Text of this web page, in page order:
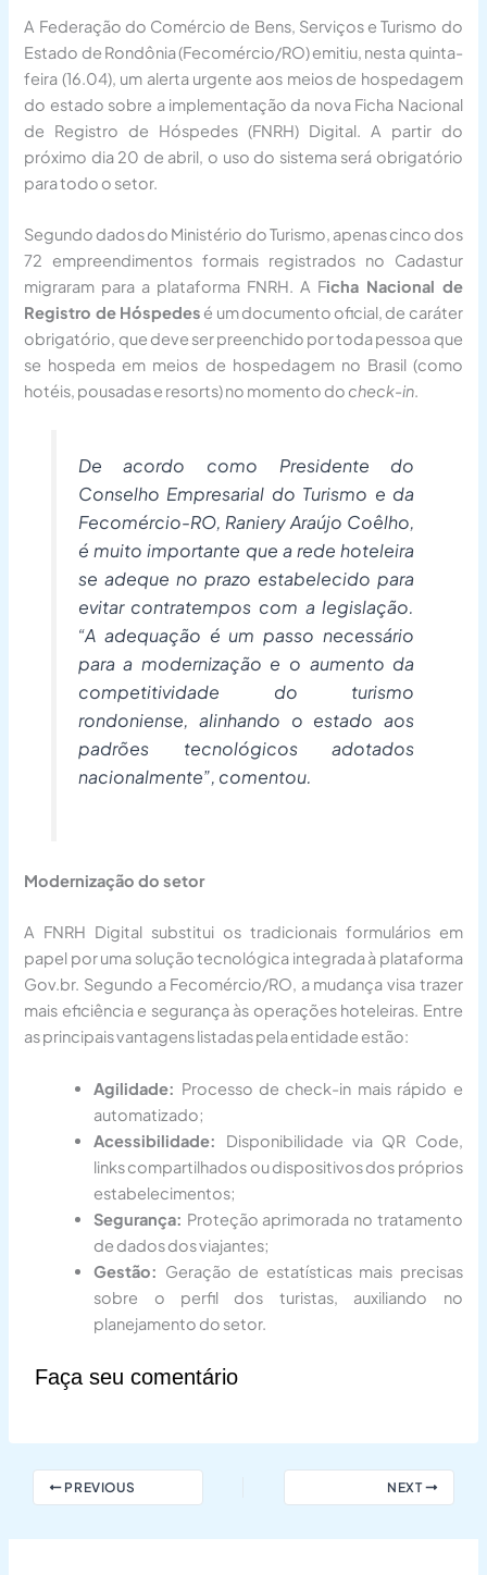
A Federação do Comércio de Bens, Serviços e Turismo do
Estado de Rondônia (Fecomércio/RO) emitiu, nesta quinta-
feira (16.04), um alerta urgente aos meios de hospedagem
do estado sobre a implementação da nova Ficha Nacional
de Registro de Hóspedes (FNRH) Digital. A partir do
próximo dia 20 de abril, o uso do sistema será obrigatório
para todo o setor.
Segundo dados do Ministério do Turismo, apenas cinco dos
72 empreendimentos formais registrados no Cadastur
migraram para a plataforma FNRH. A Ficha Nacional de
Registro de Hóspedes é um documento oficial, de caráter
obrigatório, que deve ser preenchido por toda pessoa que
se hospeda em meios de hospedagem no Brasil (como
hotéis, pousadas e resorts) no momento do check-in.
De acordo como Presidente do
Conselho Empresarial do Turismo e da
Fecomércio-RO, Raniery Araújo Coêlho,
é muito importante que a rede hoteleira
se adeque no prazo estabelecido para
evitar contratempos com a legislação.
“A adequação é um passo necessário
para a modernização e o aumento da
competitividade do turismo
rondoniense, alinhando o estado aos
padrões tecnológicos adotados
nacionalmente”, comentou.
Modernização do setor
A FNRH Digital substitui os tradicionais formulários em
papel por uma solução tecnológica integrada à plataforma
Gov.br. Segundo a Fecomércio/RO, a mudança visa trazer
mais eficiência e segurança às operações hoteleiras. Entre
as principais vantagens listadas pela entidade estão:
Agilidade: Processo de check-in mais rápido e
automatizado;
Acessibilidade:
Disponibilidade via QR Code,
links compartilhados ou dispositivos dos próprios
estabelecimentos;
Segurança: Proteção aprimorada no tratamento
de dados dos viajantes;
Gestão: Geração de estatísticas mais precisas
sobre o perfil dos turistas, auxiliando no
planejamento do setor.
Faça seu comentário
PREVIOUS NEXT